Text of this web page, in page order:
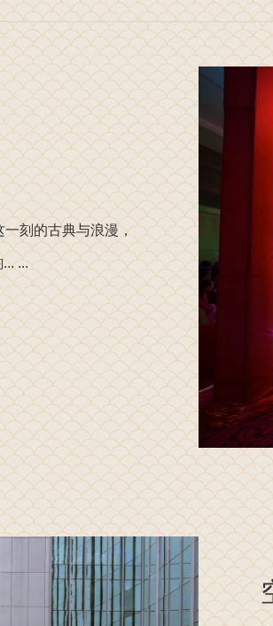
刻的古典与浪漫，
...